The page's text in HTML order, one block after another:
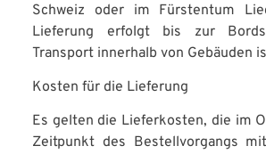
Schweiz oder im Fürstentum
Lieferung erfolgt bis zur
Transport innerhalb von Gebäuden
Kosten für die Lieferung
Es gelten die Lieferkosten, die im
Zeitpunkt des Bestellvorgangs